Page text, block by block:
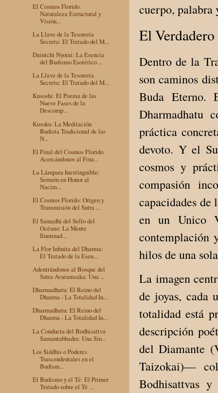
cuerpo, palabra
El
Dentro de la
son caminos
Buda Eterno.
Dharmadhatu
práctica
devoto. Y el
cosmos y
compasión
capacidades de
en un Unico
contemplación
hilos de una
La imagen
de joyas, cada
totalidad está
descripción
del Diamante
Taizokai)—
Bodhisattvas
El Cosmos Florido:
Naturaleza Estructural y
Visión...
La Llave de la Tesorería
Secreta: El Tratado del M...
Dainichi Nyorai: La Esencia
del Budismo Esotérico ...
La Llave de la Tesorería
Secreta: El Tratado del M...
Kusoshi: El Poema de las
Nueve Fases de la
Descomp...
Kusoku: La Meditación
Budista Tradicional de las
N...
El Final del Cosmos Florido:
Acercándonos al Fina...
La Lámpara Inextinguible:
Sermón en Honor al
Nacim...
El Cosmos Florido: Origen y
Transmisión del Sutra ...
El Samadhi del Sello del
Océano: La Mente
Iluminad...
La Flor Infinita del Dharma:
El Tratado de la Esen...
Adentrándonos al Bosque del
Sutra Avatamsaka: Una ...
Dharmadhatu: El Reino del
Dharma - La Totalidad In...
Dharmadhatu: El Reino del
Dharma - La Totalidad In...
La Conducta del Bodhisattva
Samantabhadra: Una Sin...
Los Siddhis o Poderes
Trascendentales en el
Budism...
El Budismo y el Té: El Primer
Tratado sobre el Té ...